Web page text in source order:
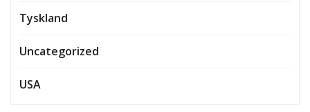
Tyskland
Uncategorized
USA